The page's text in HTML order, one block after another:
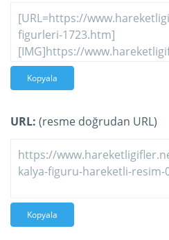
Kopyala
URL: (resme doğrudan URL)
Kopyala